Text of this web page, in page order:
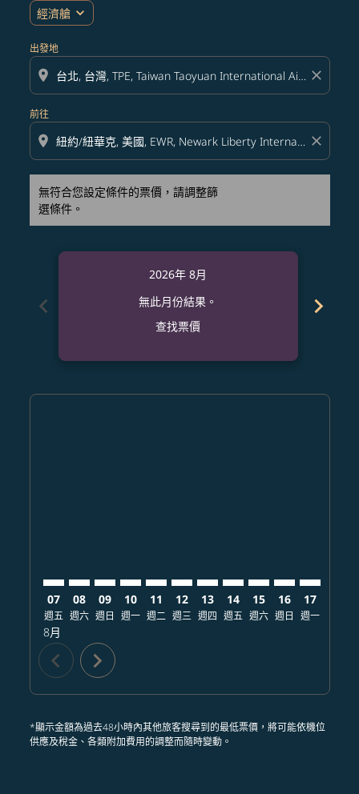
經濟艙 expand_more
出發地
location_on close
前往
location_on close
無符合您設定條件的票價，請調整篩
選條件。
chevron_left
2026年 8月
無此月份結果。
查找票價
chevron_right
07
週五
8月
08
週六
09
週日
10
週一
11
週二
12
週三
13
週四
14
週五
15
週六
16
週日
17
週一
chevron_left chevron_right
*顯示金額為過去48小時內其他旅客搜尋到的最低票價，將可能依機位
供應及稅金、各類附加費用的調整而隨時變動。